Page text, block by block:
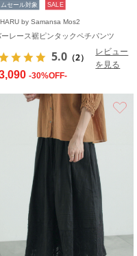
ムセール対象 SALE
by Samansa Mos2
ーレース裾ピンタックペチパンツ
5.0 （2）
レビュー
を見る
-30%OFF-